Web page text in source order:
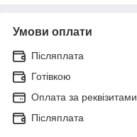
Умови оплати
Післяплата
Готівкою
Оплата за реквізитами
Післяплата